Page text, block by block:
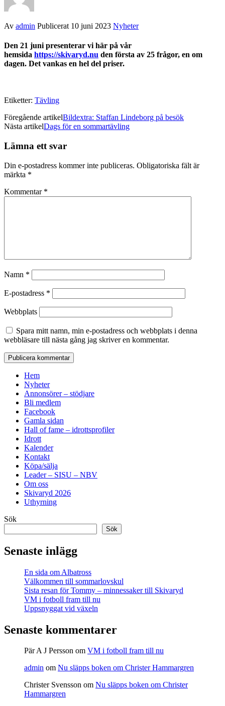
Av admin Publicerat 10 juni 2023 Nyheter
Den 21 juni presenterar vi här på vår
hemsida https://skivaryd.nu den första av 25 frågor, en om
dagen. Det vankas en hel del priser.
Etiketter: Tävling
Föregående artikelBildextra: Staffan Lindeborg på besök
Nästa artikelDags för en sommartävling
Lämna ett svar
Din e-postadress kommer inte publiceras. Obligatoriska fält är
märkta *
Kommentar *
Namn *
E-postadress *
Webbplats
Spara mitt namn, min e-postadress och webbplats i denna
webbläsare till nästa gång jag skriver en kommentar.
Hem
Nyheter
Annonsörer – stödjare
Bli medlem
Facebook
Gamla sidan
Hall of fame – idrottsprofiler
Idrott
Kalender
Kontakt
Köpa/sälja
Leader – SISU – NBV
Om oss
Skivaryd 2026
Uthyrning
Sök
Sök
Senaste inlägg
En sida om Albatross
Välkommen till sommarlovskul
Sista resan för Tommy – minnessaker till Skivaryd
VM i fotboll fram till nu
Uppsnyggat vid växeln
Senaste kommentarer
Pär A J Persson om VM i fotboll fram till nu
admin om Nu släpps boken om Christer Hammargren
Christer Svensson om Nu släpps boken om Christer
Hammargren